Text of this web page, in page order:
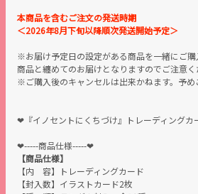
本商品を含むご注文の発送時期
＜2026年8月下旬以降順次発送開始予定＞
※お届け予定日の設定がある商品を一緒にご
商品と纏めてのお届けとなりますのでご注意く
※ご購入後のキャンセルは出来かねます。予め
❤︎『イノセントにくちづけ』トレーディングカ
❤︎-----商品仕様-----❤︎
【商品仕様】
【内 容】トレーディングカード
【封入数】イラストカード2枚